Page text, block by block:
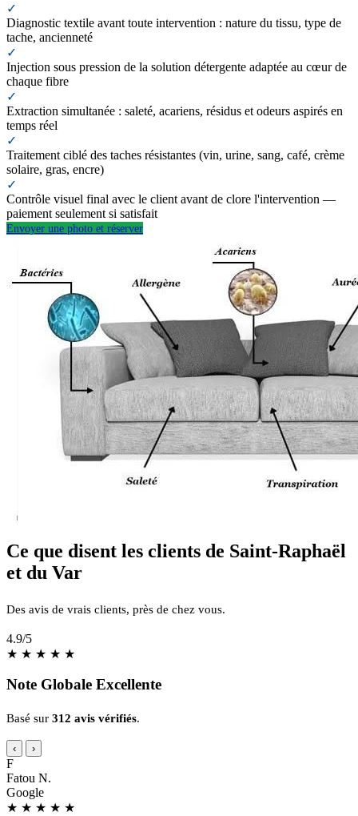
✓
Diagnostic textile avant toute intervention : nature du tissu, type de
tache, ancienneté
✓
Injection sous pression de la solution détergente adaptée au cœur de
chaque fibre
✓
Extraction simultanée : saleté, acariens, résidus et odeurs aspirés en
temps réel
✓
Traitement ciblé des taches résistantes (vin, urine, sang, café, crème
solaire, gras, encre)
✓
Contrôle visuel final avec le client avant de clore l'intervention —
paiement seulement si satisfait
Envoyer une photo et réserver
Ce que disent les clients de Saint-Raphaël
et du Var
Des avis de vrais clients, près de chez vous.
4.9/5
★ ★ ★ ★ ★
Note Globale Excellente
Basé sur 312 avis vérifiés.
‹ ›
F
Fatou N.
Google
★ ★ ★ ★ ★